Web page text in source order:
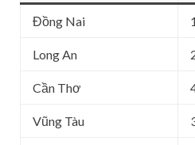
Đồng Nai
Long An
Cần Thơ
Vũng Tàu